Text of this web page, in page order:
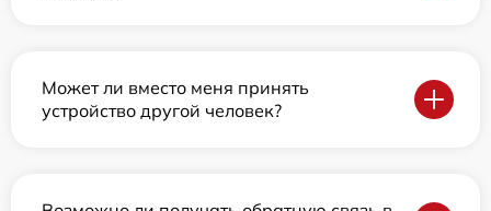
Может ли вместо меня принять
устройство другой человек?